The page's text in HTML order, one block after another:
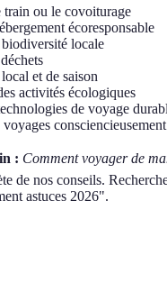
ou le covoiturage
écoresponsable
locale
et de saison
activités écologiques
de voyage
consciencieusement
: Comment voyager de
de nos conseils.
astuces 2026".